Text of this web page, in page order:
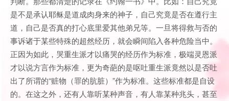
是不是承认耶稣是道成肉身来的神子，自己究竟是否在遵行主
道，自己是否真的打心底里爱其他弟兄等。一旦将得救与否的
事诉诸于某些特殊的超然经历，就会瞬间陷入各种危险当中。
正因为如此，哭重生派才以痛哭的经历作为标准，极端灵恩派
才以说方言作为标准，更为奇葩的是呕吐重生派竟然以是否吐
出了所谓的“赃物（罪的肮脏）”作为标准。这些标准都是自设
的。在这之外，还有人靠听某种声音，有人靠某种兆头，甚至